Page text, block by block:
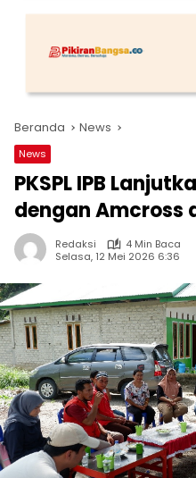
Beranda News
News
PKSPL IPB
dengan Amcross
Redaksi
4 Min Baca
Selasa, 12 Mei 2026 6:36